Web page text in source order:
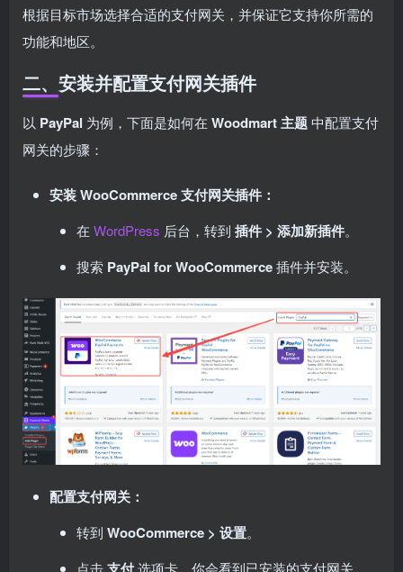
根据目标市场选择合适的支付网关，并保证它支持你所需的
功能和地区。
二、安装并配置支付网关插件
以 PayPal 为例，下面是如何在 Woodmart 主题中配置支付
网关的步骤：
安装 WooCommerce 支付网关插件：
在 WordPress 后台，转到 插件 > 添加新插件。
搜索 PayPal for WooCommerce插件并安装。
配置支付网关：
转到 WooCommerce > 设置。
点击
选项卡，你会看到已安装的支付网关。